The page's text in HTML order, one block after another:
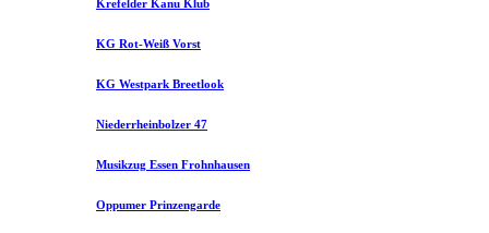
Krefelder Kanu Klub
KG Rot-Weiß Vorst
KG Westpark Breetlook
Niederrheinbolzer 47
Musikzug Essen Frohnhausen
Oppumer Prinzengarde